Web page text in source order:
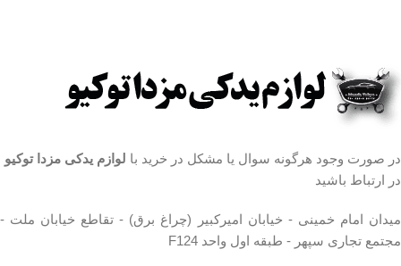
قطعه
سالم و بدون خط و خش می
حرفه ای فروشگاه مزدا اعتماد
ارسال به تمامی شهرستان ها با
کمترین هزینه در اسرع وقت
میدان امام خمینی،خیابان
امیرکبیر (چراغ برق)
،تقاطع خیابان ملت
۰۹۱۹۴۲۰۰۳۲۹
مشخصات طبق جلو مزدا ۳
کشور سازنده:تایواندر صورت وجود هرگونه سوال یا مشکل در خرید با لوازم یدکی مزدا توکیو
در ارتباط باشید
میدان امام خمینی - خیابان امیرکبیر (چراغ برق) - تقاطع خیابان ملت -
مجتمع تجاری سپهر - طبقه اول واحد F124